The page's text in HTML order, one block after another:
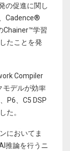
の促進に関し
Cadence®
Chainer™学習
たことを発
Compiler
モデルが効率
P6、C5 DSP
た。
においてま
推論を行うニ